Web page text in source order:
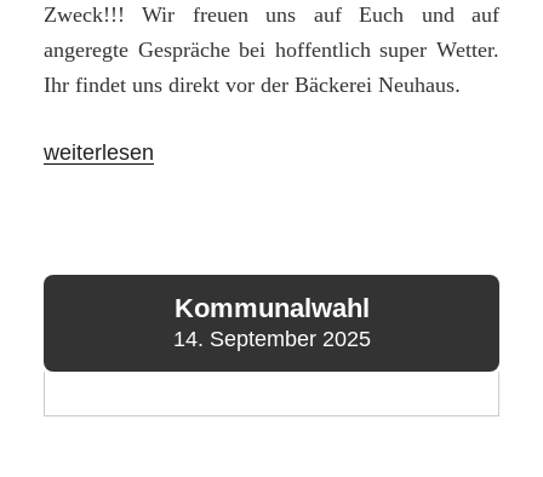
Zweck!!! Wir freuen uns auf Euch und auf
angeregte Gespräche bei hoffentlich super Wetter.
Ihr findet uns direkt vor der Bäckerei Neuhaus.
„Schlemmen
Zweck
Bürgergemeinschaft
weiterlesen
Kommunalwahl
14. September 2025